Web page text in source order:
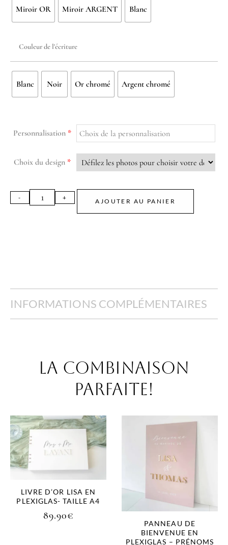
Miroir OR Miroir ARGENT Blanc
Couleur de l'écriture
Blanc Noir Or chromé Argent chromé
Personnalisation *
Choix du design *
AJOUTER AU PANIER
INFORMATIONS COMPLÉMENTAIRES
La combinaison
parfaite!
LIVRE D’OR LISA EN
PLEXIGLAS- TAILLE A4
89.90€
PANNEAU DE
BIENVENUE EN
PLEXIGLAS – PRÉNOMS